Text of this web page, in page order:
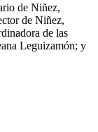
de Niñez,
de Niñez,
de las
Leguizamón; y